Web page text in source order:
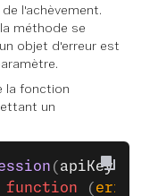
l'achèvement.
méthode se
objet d'erreur est
la fonction
un
( apiKey,
function ( error